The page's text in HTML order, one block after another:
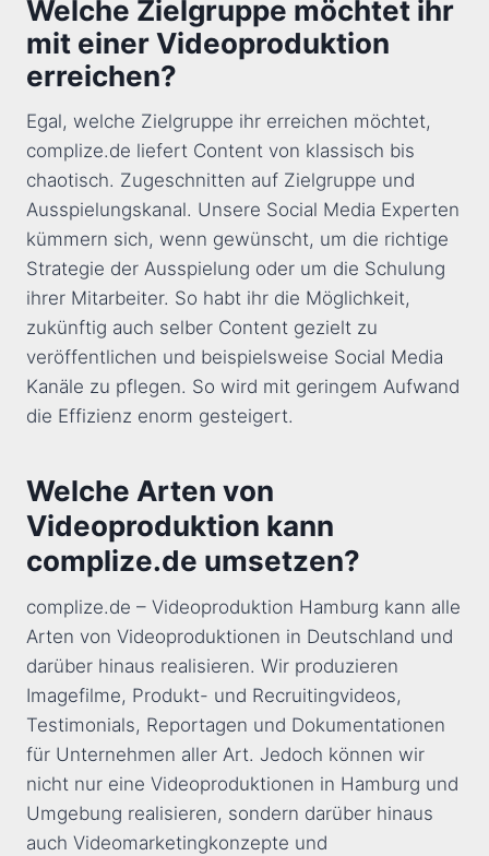
Welche Zielgruppe möchtet ihr
mit einer Videoproduktion
erreichen?
Egal, welche Zielgruppe ihr erreichen möchtet,
complize.de liefert Content von klassisch bis
chaotisch. Zugeschnitten auf Zielgruppe und
Ausspielungskanal. Unsere Social Media Experten
kümmern sich, wenn gewünscht, um die richtige
Strategie der Ausspielung oder um die Schulung
ihrer Mitarbeiter. So habt ihr die Möglichkeit,
zukünftig auch selber Content gezielt zu
veröffentlichen und beispielsweise Social Media
Kanäle zu pflegen. So wird mit geringem Aufwand
die Effizienz enorm gesteigert.
Welche Arten von
Videoproduktion kann
complize.de umsetzen?
complize.de – Videoproduktion Hamburg kann alle
Arten von Videoproduktionen in Deutschland und
darüber hinaus realisieren. Wir produzieren
Imagefilme, Produkt- und Recruitingvideos,
Testimonials, Reportagen und Dokumentationen
für Unternehmen aller Art. Jedoch können wir
nicht nur eine Videoproduktionen in Hamburg und
Umgebung realisieren, sondern darüber hinaus
auch Videomarketingkonzepte und